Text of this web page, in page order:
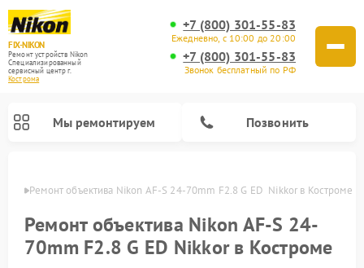
FIX-NIKON
Ремонт устройств Nikon
Специализированный
cервисный центр г.
Кострома
+7 (800) 301-55-83
Ежедневно, с 10:00 до 20:00
+7 (800) 301-55-83
Звонок бесплатный по РФ
Мы ремонтируем Позвонить
Ремонт объектива Nikon AF-S 24-70mm F2.8 G ED  Nikkor в Костроме
Ремонт объектива Nikon AF-S 24-
70mm F2.8 G ED Nikkor в Костроме